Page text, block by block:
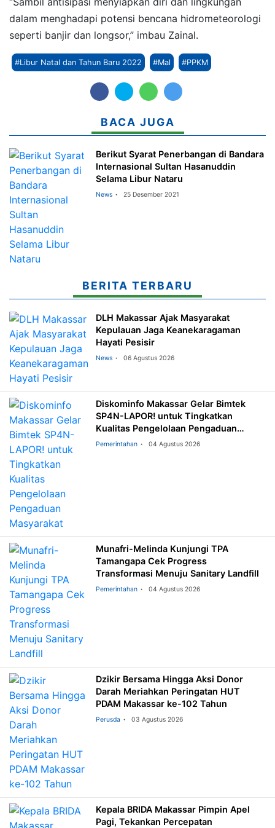
dalam menghadapi potensi bencana hidrometeorologi
seperti banjir dan longsor,” imbau Zainal.
#Libur Natal dan Tahun Baru 2022 #Mal #PPKM
BACA JUGA
Berikut Syarat Penerbangan di Bandara
Internasional Sultan Hasanuddin
Selama Libur Nataru
News 25 Desember 2021
BERITA TERBARU
DLH Makassar Ajak Masyarakat
Kepulauan Jaga Keanekaragaman
Hayati Pesisir
News 06 Agustus 2026
Diskominfo Makassar Gelar Bimtek
SP4N-LAPOR! untuk Tingkatkan
Kualitas Pengelolaan Pengaduan
Masyarakat
Pemerintahan 04 Agustus 2026
Munafri-Melinda Kunjungi TPA
Tamangapa Cek Progress
Transformasi Menuju Sanitary Landfill
Pemerintahan 04 Agustus 2026
Dzikir Bersama Hingga Aksi Donor
Darah Meriahkan Peringatan HUT
PDAM Makassar ke-102 Tahun
Perusda 03 Agustus 2026
Kepala BRIDA Makassar Pimpin Apel
Pagi, Tekankan Percepatan